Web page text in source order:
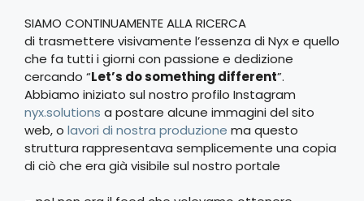
SIAMO CONTINUAMENTE ALLA RICERCA
di trasmettere visivamente l’essenza di Nyx e quello
che fa tutti i giorni con passione e dedizione
cercando “Let’s do something different”.
Abbiamo iniziato sul nostro profilo Instagram
nyx.solutions a postare alcune immagini del sito
web, o lavori di nostra produzione ma questo
struttura rappresentava semplicemente una copia
di ciò che era già visibile sul nostro portale